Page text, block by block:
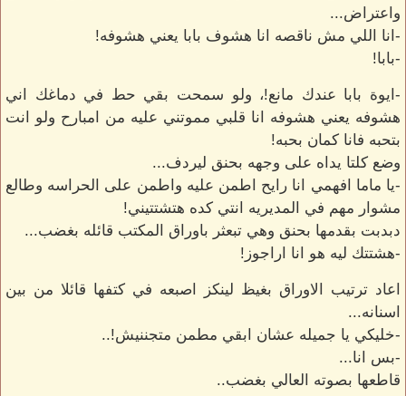
واعتراض...
-انا اللي مش ناقصه انا هشوف بابا يعني هشوفه!
-بابا!
-ايوة بابا عندك مانع!، ولو سمحت بقي حط في دماغك اني
هشوفه يعني هشوفه انا قلبي مموتني عليه من امبارح ولو انت
بتحبه فانا كمان بحبه!
وضع كلتا يداه على وجهه بحنق ليردف...
-يا ماما افهمي انا رايح اطمن عليه واطمن على الحراسه وطالع
مشوار مهم في المديريه انتي كده هتشتتيني!
دبدبت بقدمها بحنق وهي تبعثر باوراق المكتب قائله بغضب...
-هشتتك ليه هو انا اراجوز!
اعاد ترتيب الاوراق بغيظ لينكز اصبعه في كتفها قائلا من بين
اسنانه...
-خليكي يا جميله عشان ابقي مطمن متجننيش!..
-بس انا...
قاطعها بصوته العالي بغضب..